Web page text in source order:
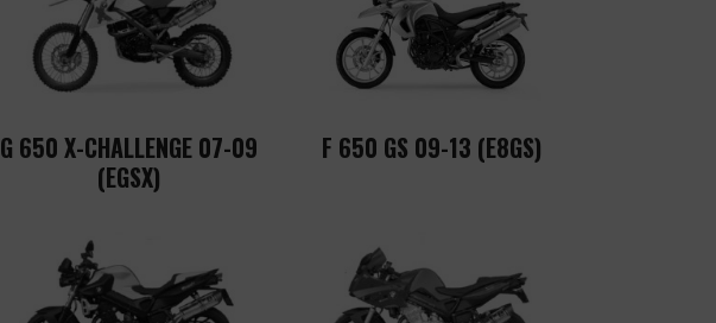
G 650 X-CHALLENGE 07-09
(EGSX)
F 650 GS 09-13 (E8GS)